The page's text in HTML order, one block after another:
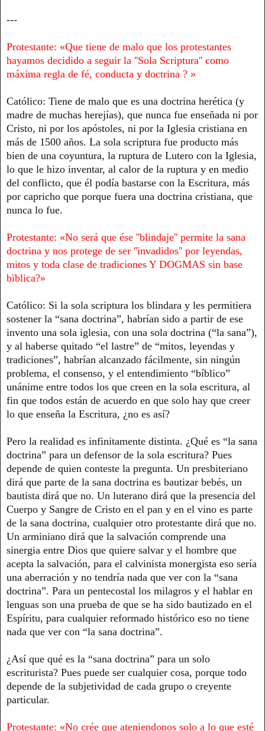
---
Protestante: «Que tiene de malo que los protestantes
hayamos decidido a seguir la ''Sola Scriptura'' como
máxima regla de fé, conducta y doctrina ? »
Católico: Tiene de malo que es una doctrina herética (y
madre de muchas herejías), que nunca fue enseñada ni por
Cristo, ni por los apóstoles, ni por la Iglesia cristiana en
más de 1500 años. La sola scriptura fue producto más
bien de una coyuntura, la ruptura de Lutero con la Iglesia,
lo que le hizo inventar, al calor de la ruptura y en medio
del conflicto, que él podía bastarse con la Escritura, más
por capricho que porque fuera una doctrina cristiana, que
nunca lo fue.
Protestante: «No será que ése ''blindaje'' permite la sana
doctrina y nos protege de ser ''invadidos'' por leyendas,
mitos y toda clase de tradiciones Y DOGMAS sin base
bïblica?»
Católico: Si la sola scriptura los blindara y les permitiera
sostener la “sana doctrina”, habrían sido a partir de ese
invento una sola iglesia, con una sola doctrina (“la sana”),
y al haberse quitado “el lastre” de “mitos, leyendas y
tradiciones”, habrían alcanzado fácilmente, sin ningún
problema, el consenso, y el entendimiento “bíblico”
unánime entre todos los que creen en la sola escritura, al
fin que todos están de acuerdo en que solo hay que creer
lo que enseña la Escritura, ¿no es así?
Pero la realidad es infinitamente distinta. ¿Qué es “la sana
doctrina” para un defensor de la sola escritura? Pues
depende de quien conteste la pregunta. Un presbiteriano
dirá que parte de la sana doctrina es bautizar bebés, un
bautista dirá que no. Un luterano dirá que la presencia del
Cuerpo y Sangre de Cristo en el pan y en el vino es parte
de la sana doctrina, cualquier otro protestante dirá que no.
Un arminiano dirá que la salvación comprende una
sinergia entre Dios que quiere salvar y el hombre que
acepta la salvación, para el calvinista monergista eso sería
una aberración y no tendría nada que ver con la “sana
doctrina”. Para un pentecostal los milagros y el hablar en
lenguas son una prueba de que se ha sido bautizado en el
Espíritu, para cualquier reformado histórico eso no tiene
nada que ver con “la sana doctrina”.
¿Así que qué es la “sana doctrina” para un solo
escriturista? Pues puede ser cualquier cosa, porque todo
depende de la subjetividad de cada grupo o creyente
particular.
Protestante: «No crée que ateniendonos solo a lo que esté